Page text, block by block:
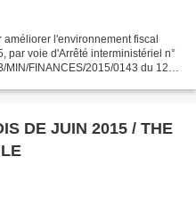
l'environnement fiscal
par voie d'Arrêté interministériel n°
MIN/FINANCES/2015/0143 du 12
DE JUIN 2015 / THE